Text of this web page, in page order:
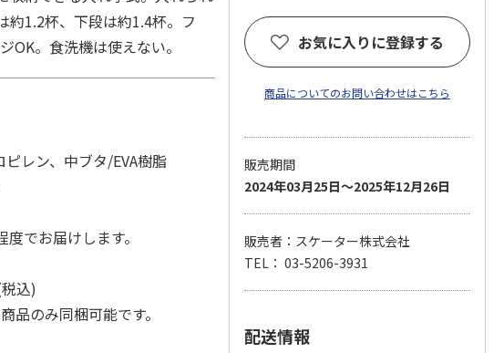
1.2杯、下段は約1.4杯。フ
OK。食洗機は使えない。
レン、中ブタ/EVA樹脂
でお届けします。
込)
品のみ同梱可能です。
お気に入りに登録する
商品についてのお問い合わせはこちら
販売期間
2024年03月25日～2025年12月26日
販売者：スケーター株式会社
TEL： 03-5206-3931
配送情報